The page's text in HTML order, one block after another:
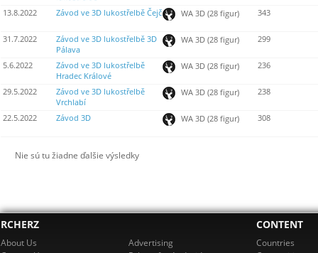
13.8.2022 Závod ve 3D lukostřelbě Čejč WA 3D (28 figur) 343
31.7.2022
Závod ve 3D lukostřelbě 3D
Pálava
WA 3D (28 figur) 299
5.6.2022
Závod ve 3D lukostřelbě
Hradec Králové
WA 3D (28 figur) 236
29.5.2022
Závod ve 3D lukostřelbě
Vrchlabí
WA 3D (28 figur) 238
22.5.2022 Závod 3D WA 3D (28 figur) 308
Nie sú tu žiadne ďalšie výsledky
RCHERZ
About Us
Advertising
CONTENT
Countries